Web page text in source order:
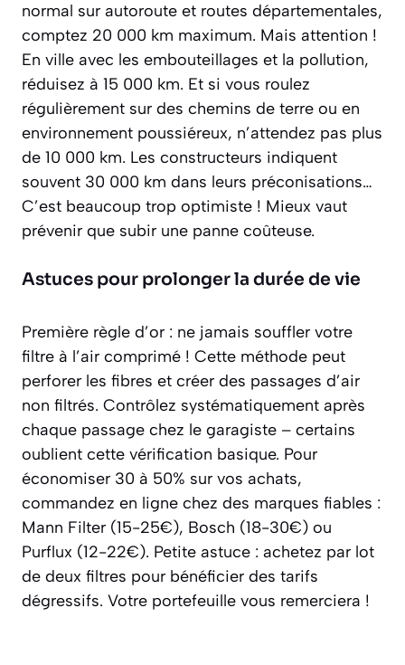
normal sur autoroute et routes départementales,
comptez 20 000 km maximum. Mais attention !
En ville avec les embouteillages et la pollution,
réduisez à 15 000 km. Et si vous roulez
régulièrement sur des chemins de terre ou en
environnement poussiéreux, n’attendez pas plus
de 10 000 km. Les constructeurs indiquent
souvent 30 000 km dans leurs préconisations…
C’est beaucoup trop optimiste ! Mieux vaut
prévenir que subir une panne coûteuse.
Astuces pour prolonger la durée de vie
Première règle d’or : ne jamais souffler votre
filtre à l’air comprimé ! Cette méthode peut
perforer les fibres et créer des passages d’air
non filtrés. Contrôlez systématiquement après
chaque passage chez le garagiste – certains
oublient cette vérification basique. Pour
économiser 30 à 50% sur vos achats,
commandez en ligne chez des marques fiables :
Mann Filter (15-25€), Bosch (18-30€) ou
Purflux (12-22€). Petite astuce : achetez par lot
de deux filtres pour bénéficier des tarifs
dégressifs. Votre portefeuille vous remerciera !